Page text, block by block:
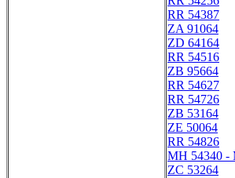
RR 54387
ZA 91064
ZD 64164
RR 54516
ZB 95664
RR 54627
RR 54726
ZB 53164
ZE 50064
RR 54826
MH 54340 -
ZC 53264